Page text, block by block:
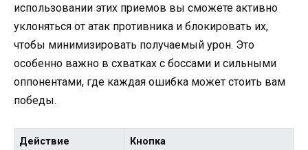
использовании этих приемов вы сможете активно
уклоняться от атак противника и блокировать их,
чтобы минимизировать получаемый урон. Это
особенно важно в схватках с боссами и сильными
оппонентами, где каждая ошибка может стоить вам
победы.
Действие Кнопка